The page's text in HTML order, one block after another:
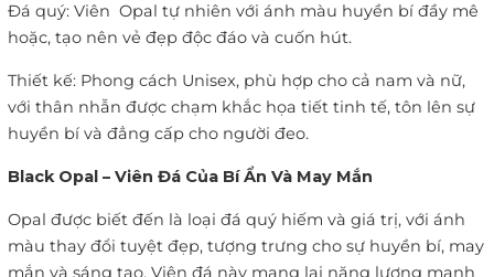
Đá quý: Viên Opal tự nhiên với ánh màu huyền bí đầy mê
hoặc, tạo nên vẻ đẹp độc đáo và cuốn hút.
Thiết kế: Phong cách Unisex, phù hợp cho cả nam và nữ,
với thân nhẫn được chạm khắc họa tiết tinh tế, tôn lên sự
huyền bí và đẳng cấp cho người đeo.
Black Opal – Viên Đá Của Bí Ẩn Và May Mắn
Opal được biết đến là loại đá quý hiếm và giá trị, với ánh
màu thay đổi tuyệt đẹp, tượng trưng cho sự huyền bí, may
mắn và sáng tạo. Viên đá này mang lại năng lượng mạnh